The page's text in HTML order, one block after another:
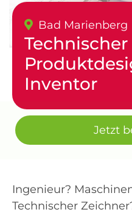
Bad Marienberg
Technischer
Inventor
Jetzt
Ingenieur?
Technischer